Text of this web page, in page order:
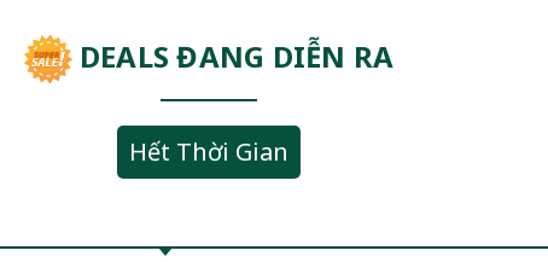
DEALS ĐANG DIỄN RA
Hết Thời Gian